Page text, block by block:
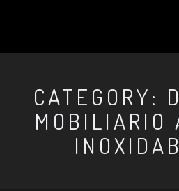
CATEGORY:
MOBILIARIO